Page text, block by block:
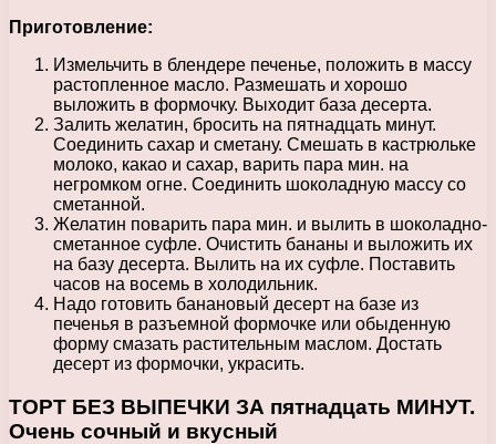
Приготовление:
Измельчить в блендере печенье, положить в массу
растопленное масло. Размешать и хорошо
выложить в формочку. Выходит база десерта.
Залить желатин, бросить на пятнадцать минут.
Соединить сахар и сметану. Смешать в кастрюльке
молоко, какао и сахар, варить пара мин. на
негромком огне. Соединить шоколадную массу со
сметанной.
Желатин поварить пара мин. и вылить в шоколадно-
сметанное суфле. Очистить бананы и выложить их
на базу десерта. Вылить на их суфле. Поставить
часов на восемь в холодильник.
Надо готовить банановый десерт на базе из
печенья в разъемной формочке или обыденную
форму смазать растительным маслом. Достать
десерт из формочки, украсить.
ТОРТ БЕЗ ВЫПЕЧКИ ЗА пятнадцать МИНУТ.
Очень сочный и вкусный